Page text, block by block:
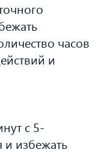
часов
и
с 5-
и избежать